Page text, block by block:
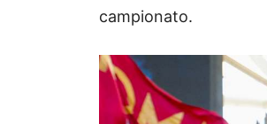
campionato.